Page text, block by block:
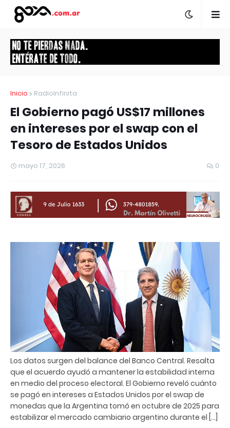
Inicio RadioInfinita
El Gobierno pagó US$17 millones
en intereses por el swap con el
Tesoro de Estados Unidos
mayo 17, 2026 0
Los datos surgen del balance del Banco Central. Resalta
que el acuerdo ayudó a mantener la estabilidad interna
en medio del proceso electoral. El Gobierno reveló cuánto
se pagó en intereses a Estados Unidos por el swap de
monedas que la Argentina tomó en octubre de 2025 para
estabilizar el mercado cambiario argentino durante el […]